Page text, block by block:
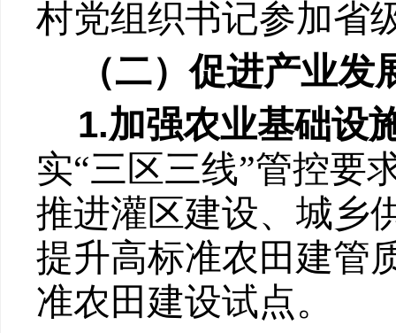
村党组织书记参加省
（二）促进产业
1.加强农业基础设
实“三区三线”管控要
推进灌区建设、城乡
提升高标准农田建管
准农田建设试点。